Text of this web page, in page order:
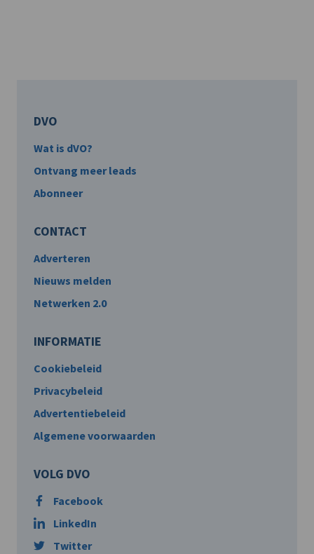
DVO
Wat is dVO?
Ontvang meer leads
Abonneer
CONTACT
Adverteren
Nieuws melden
Netwerken 2.0
INFORMATIE
Cookiebeleid
Privacybeleid
Advertentiebeleid
Algemene voorwaarden
VOLG DVO
Facebook
LinkedIn
Twitter